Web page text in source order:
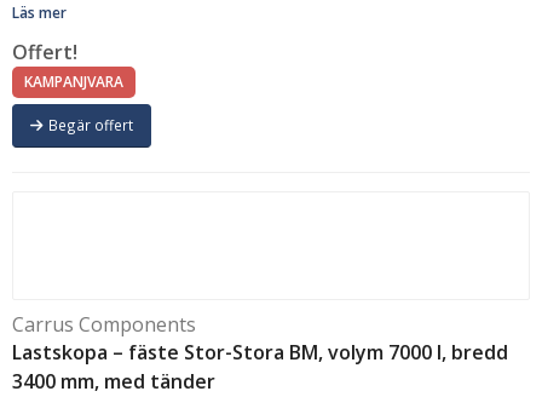
Läs mer
Offert!
KAMPANJVARA
Begär offert
Carrus Components
Lastskopa – fäste Stor-Stora BM, volym 7000 l, bredd
3400 mm, med tänder